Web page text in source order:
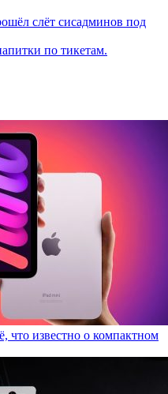
слёт сисадминов под
по тикетам.
известно о компактном